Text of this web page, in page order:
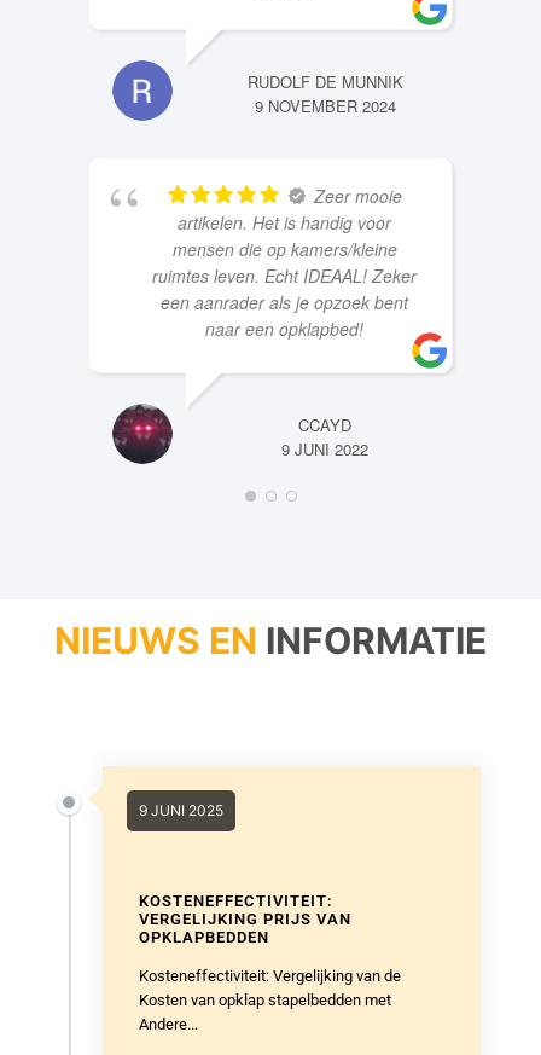
RUDOLF DE MUNNIK
9 NOVEMBER 2024
Zeer mooie
artikelen. Het is handig voor
mensen die op kamers/kleine
ruimtes leven. Echt IDEAAL! Zeker
een aanrader als je opzoek bent
naar een opklapbed!
CCAYD
9 JUNI 2022
NIEUWS EN INFORMATIE
9 JUNI 2025
KOSTENEFFECTIVITEIT:
VERGELIJKING PRIJS VAN
OPKLAPBEDDEN
Kosteneffectiviteit: Vergelijking van de
Kosten van opklap stapelbedden met
Andere...